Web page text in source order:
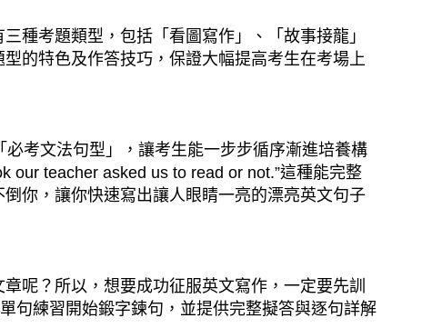
種考題類型，包括「看圖寫作」、「故事接龍」
的特色及作答技巧，保證大幅提高考生在考場上
考文法句型」，讓考生能一步步循序漸進培養構
our teacher asked us to read or not.”這種能完整
你，讓你快速寫出讓人眼睛一亮的漂亮英文句子
呢？所以，想要成功征服英文寫作，一定要先訓
句練習開始鍛字鍊句，並提供完整擬答與逐句詳解